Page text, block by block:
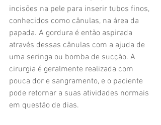
incisões na pele para inserir tubos finos,
conhecidos como cânulas, na área da
papada. A gordura é então aspirada
através dessas cânulas com a ajuda de
uma seringa ou bomba de sucção. A
cirurgia é geralmente realizada com
pouca dor e sangramento, e o paciente
pode retornar a suas atividades normais
em questão de dias.